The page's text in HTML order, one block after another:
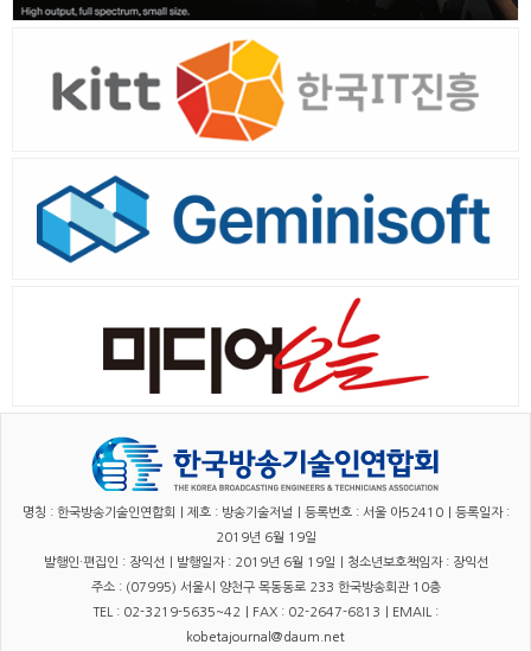
명칭 : 한국방송기술인연합회｜제호 : 방송기술저널｜등록번호 : 서울 아52410｜등록일자 :
2019년 6월 19일
발행인·편집인 : 장익선｜발행일자 : 2019년 6월 19일｜청소년보호책임자 : 장익선
주소 : (07995) 서울시 양천구 목동동로 233 한국방송회관 10층
TEL : 02-3219-5635~42｜FAX : 02-2647-6813｜EMAIL :
kobetajournal@daum.net